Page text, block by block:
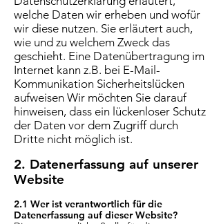
welche Daten wir erheben und wofür
wir diese nutzen. Sie erläutert auch,
wie und zu welchem Zweck das
geschieht. Eine Datenübertragung im
Internet kann z.B. bei E-Mail-
Kommunikation Sicherheitslücken
aufweisen Wir möchten Sie darauf
hinweisen, dass ein lückenloser Schutz
der Daten vor dem Zugriff durch
Dritte nicht möglich ist.
2. Datenerfassung auf unserer
Website
2.1 Wer ist verantwortlich für die
Datenerfassung auf dieser Website?